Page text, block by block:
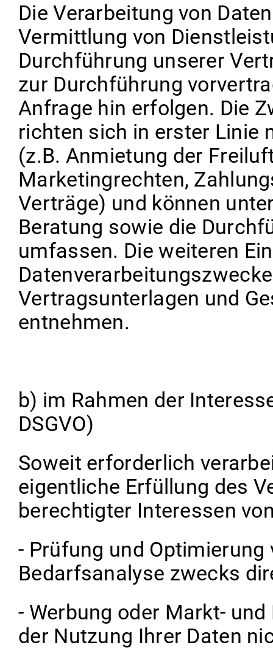
Die Verarbeitung von
Vermittlung von
Durchführung unserer
zur Durchführung
Anfrage hin erfolgen. Die
richten sich in erster Linie
(z.B. Anmietung der
Marketingrechten,
Verträge) und können
Beratung sowie die
umfassen. Die weiteren
Vertragsunterlagen und
entnehmen.
b) im Rahmen der
DSGVO)
Soweit erforderlich
eigentliche Erfüllung des
berechtigter Interessen
- Prüfung und Optimierung
Bedarfsanalyse zwecks
- Werbung oder Markt-
der Nutzung Ihrer Daten